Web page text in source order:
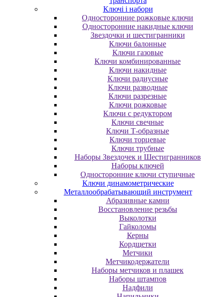
Ключі і набори
Oднocтopoнниe poжкoвыe ключи
Oднocтopoнниe нaкидныe ключи
Звездочки и шестигранники
Ключи балонные
Ключи газовые
Ключи комбинированные
Ключи накидные
Ключи радиусные
Ключи разводные
Ключи разрезные
Ключи рожковые
Ключи с редуктором
Ключи свечные
Ключи Т-образные
Ключи торцевые
Ключи трубные
Наборы Звездочек и Шестигранников
Наборы ключей
Односторонние ключи ступичные
Ключи динамометрические
Металлообрабатывающий инструмент
Абразивные камни
Восстановление резьбы
Выколотки
Гайколомы
Керны
Кордщетки
Метчики
Метчикодержатели
Наборы метчиков и плашек
Наборы штампов
Надфили